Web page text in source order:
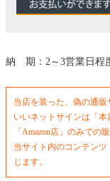
納 期：2～3営業日程
当店を装った、偽の通販
いいネットサインは「本
「Amazon店」のみでの
当サイト内のコンテン
じます。